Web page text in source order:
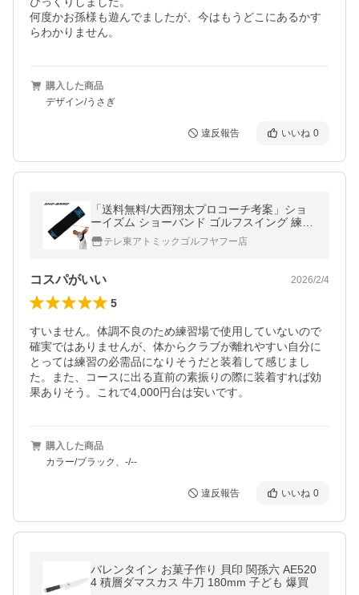
何度かお孫様も遊んでましたが、今はもうどこにあるかす
らわかりません。
購入した商品
デザイン/うさぎ
違反報告 いいね 0
「送料無料/大西翔太プロコーチ考案」ショ
ーイズム ショーバンド ゴルフスイング 練習
器具 SI-02M
テレ東アトミックゴルフヤフー店
コスパがいい 2026/2/4
5
すいません。体調不良のため練習場で使用していないので
確実ではありませんが、体からクラブが離れやすい自分に
とっては練習の必需品になりそうだと装着して感じまし
た。また、コースに出る直前の素振りの際に装着すれば効
果ありそう。これで4,000円台は安いです。
購入した商品
カラー/ブラック、-/--
違反報告 いいね 0
バレンタイン お菓子作り 貝印 関孫六 AE520
4 積層ダマスカス 牛刀 180mm 子ども 爆買